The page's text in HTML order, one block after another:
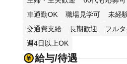
車通勤OK
職場見学可 未経
交通費支給
長期歓迎 フル
週4日以上OK
給与/待遇